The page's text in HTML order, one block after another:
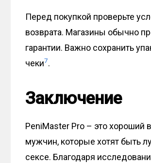
Перед покупкой проверьте
возврата. Магазины обычно
гарантии. Важно сохранить
чеки7.
Заключение
PeniMaster Pro – это хороший
мужчин, которые хотят быть
сексе. Благодаря